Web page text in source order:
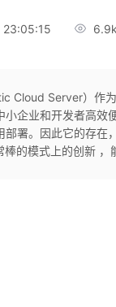
23:05:15
Cloud Server）作
企业和开发者高效
署。因此它的存
的模式上的创新